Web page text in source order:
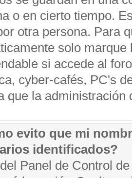
o en cierto tiempo.
otra persona. Para
solo
si accede al
cyber-cafés, PC's
que la administración
evito que mi
identificados?
Panel de Control